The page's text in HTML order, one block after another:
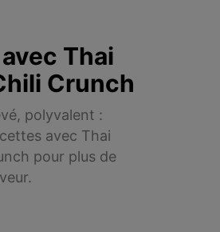
Thai
Crunch
polyvalent :
avec Thai
pour plus de